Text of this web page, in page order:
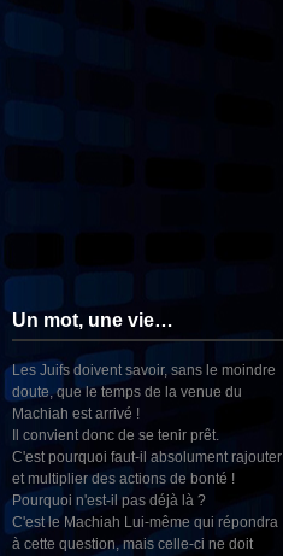
Un mot, une vie…
Les Juifs doivent savoir, sans le moindre
doute, que le temps de la venue du
Machiah est arrivé !
Il convient donc de se tenir prêt.
C'est pourquoi faut-il absolument rajouter
et multiplier des actions de bonté !
Pourquoi n'est-il pas déjà là ?
C'est le Machiah Lui-même qui répondra
à cette question, mais celle-ci ne doit